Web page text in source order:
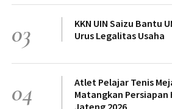
03
KKN UIN Saizu Bantu
Urus Legalitas Usaha
04
Atlet Pelajar Tenis
Matangkan Persiapan
Jateng 2026